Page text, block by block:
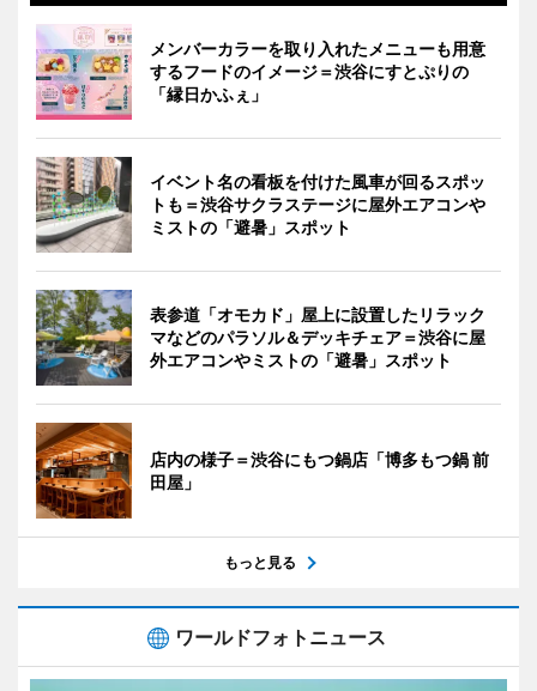
メンバーカラーを取り入れたメニューも用意
するフードのイメージ＝渋谷にすとぷりの
「縁日かふぇ」
イベント名の看板を付けた風車が回るスポッ
トも＝渋谷サクラステージに屋外エアコンや
ミストの「避暑」スポット
表参道「オモカド」屋上に設置したリラック
マなどのパラソル＆デッキチェア＝渋谷に屋
外エアコンやミストの「避暑」スポット
店内の様子＝渋谷にもつ鍋店「博多もつ鍋 前
田屋」
もっと見る
ワールドフォトニュース